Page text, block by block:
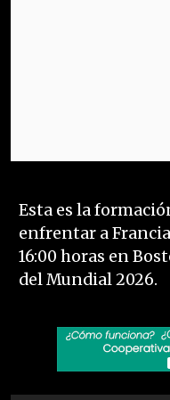
Esta es la
enfrentar a
16:00 horas en
del Mundial 2026.